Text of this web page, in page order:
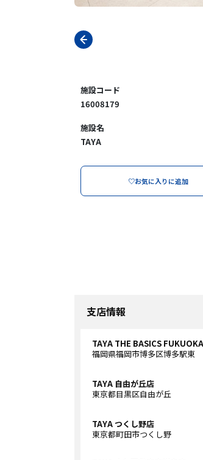
施設コード
16008179
施設名
TAYA
♡お気に入りに追加
支店情報
TAYA THE BASICS FUKUOKA
福岡県福岡市博多区博多駅東
TAYA 自由が丘店
東京都目黒区自由が丘
TAYA つくし野店
東京都町田市つくし野